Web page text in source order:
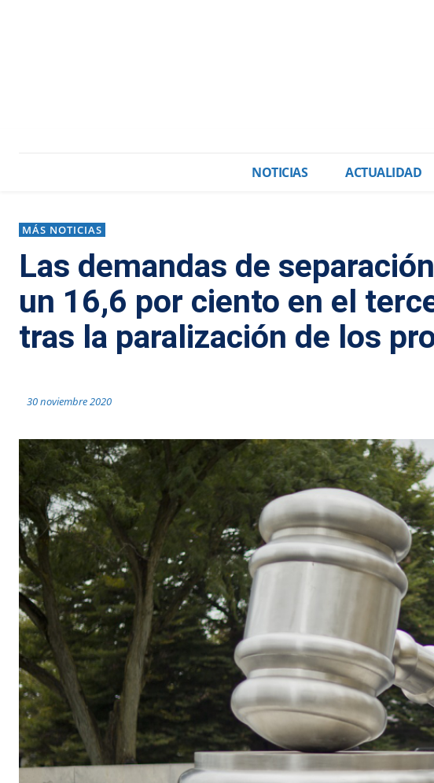
NOTICIAS ACTUALIDAD
MÁS NOTICIAS
Las demandas de
un 16,6 por ciento en el
tras la paralización de los
30 noviembre 2020